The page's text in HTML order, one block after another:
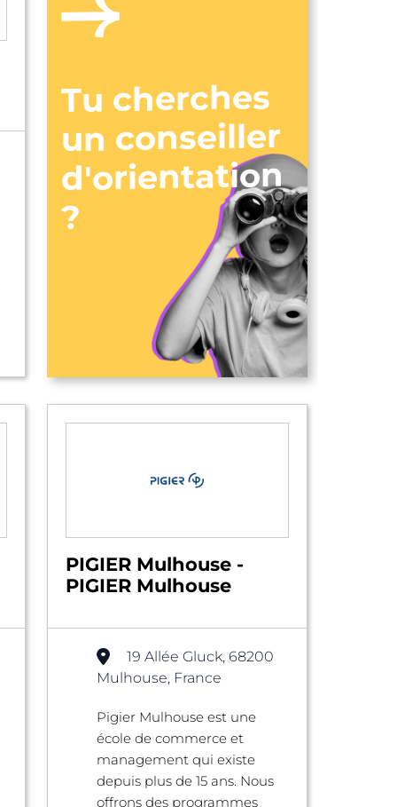
Tu cherches
un conseiller
d'orientation
?
PIGIER Mulhouse -
PIGIER Mulhouse
19 Allée Gluck, 68200
Mulhouse, France
Pigier Mulhouse est une
école de commerce et
management qui existe
depuis plus de 15 ans. Nous
offrons des programmes